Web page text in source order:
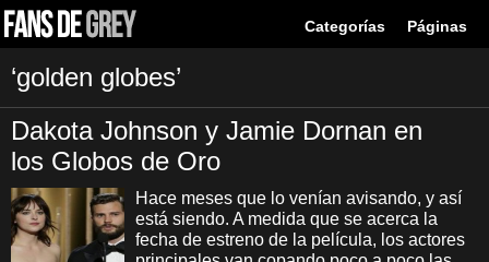
Categorías Páginas
‘golden globes’
Dakota Johnson y Jamie Dornan en
los Globos de Oro
Hace meses que lo venían avisando, y así
está siendo. A medida que se acerca la
fecha de estreno de la película, los actores